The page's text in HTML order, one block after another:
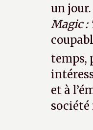
un jour.
Magic :
temps,
et à
société